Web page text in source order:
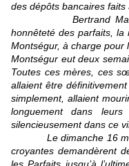
des dépôts bancaires faits
Bertrand Marty
honnêteté des parfaits,
Montségur, à charge pour
Montségur eut deux
Toutes ces mères, ces
allaient être
simplement, allaient
longuement dans leurs
silencieusement dans ce
Le dimanche 16 mars
croyantes demandèrent